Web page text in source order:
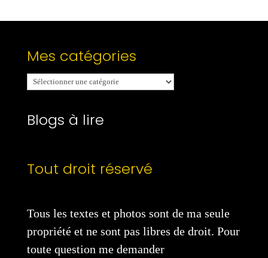
Mes catégories
Mes
catégories
Blogs à lire
Tout droit réservé
Tous les textes et photos sont de ma seule
propriété et ne sont pas libres de droit. Pour
toute question me demander